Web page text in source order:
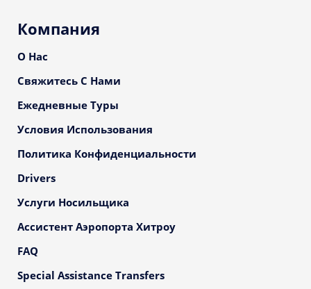
Компания
О Нас
Свяжитесь С Нами
Ежедневные Туры
Условия Использования
Политика Конфиденциальности
Drivers
Услуги Носильщика
Ассистент Аэропорта Хитроу
FAQ
Special Assistance Transfers